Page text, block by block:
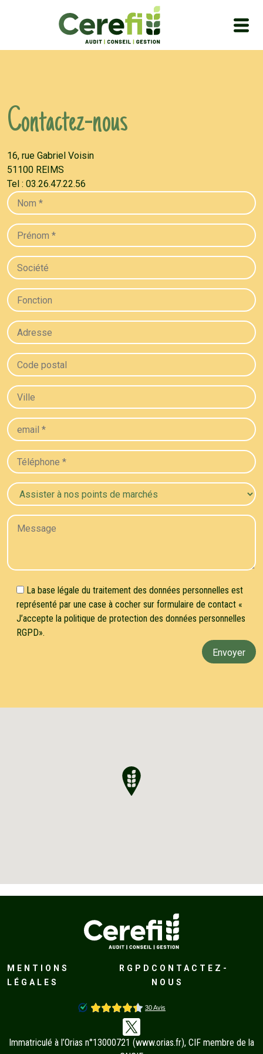
Contactez-nous
16, rue Gabriel Voisin
51100 REIMS
Tel : 03.26.47.22.56
La base légale du traitement des données personnelles est
représenté par une case à cocher sur formulaire de contact «
J’accepte la politique de protection des données personnelles
RGPD».
MENTIONS
LÉGALES
RGPD CONTACTEZ-
NOUS
Immatriculé à l’Orias n°13000721 (www.orias.fr), CIF membre de la